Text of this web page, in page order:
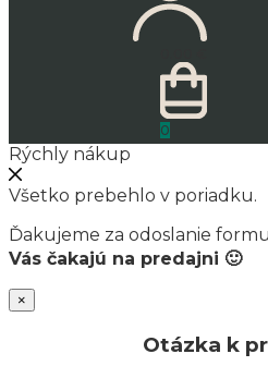
0
Rýchly nákup
Všetko prebehlo v poriadku.
Ďakujeme za odoslanie
Vás čakajú na predajni 🙂
×
Otázka k